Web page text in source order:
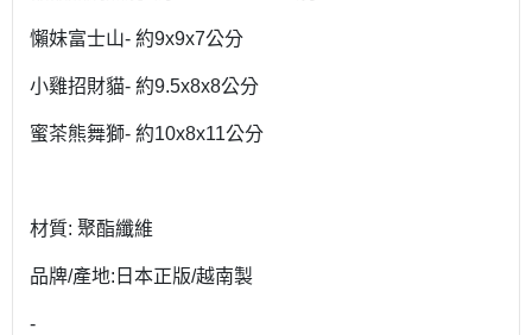
懶妹富士山- 約9x9x7公分
小雞招財貓- 約9.5x8x8公分
蜜茶熊舞獅- 約10x8x11公分
材質: 聚酯纖維
品牌/產地:日本正版/越南製
-